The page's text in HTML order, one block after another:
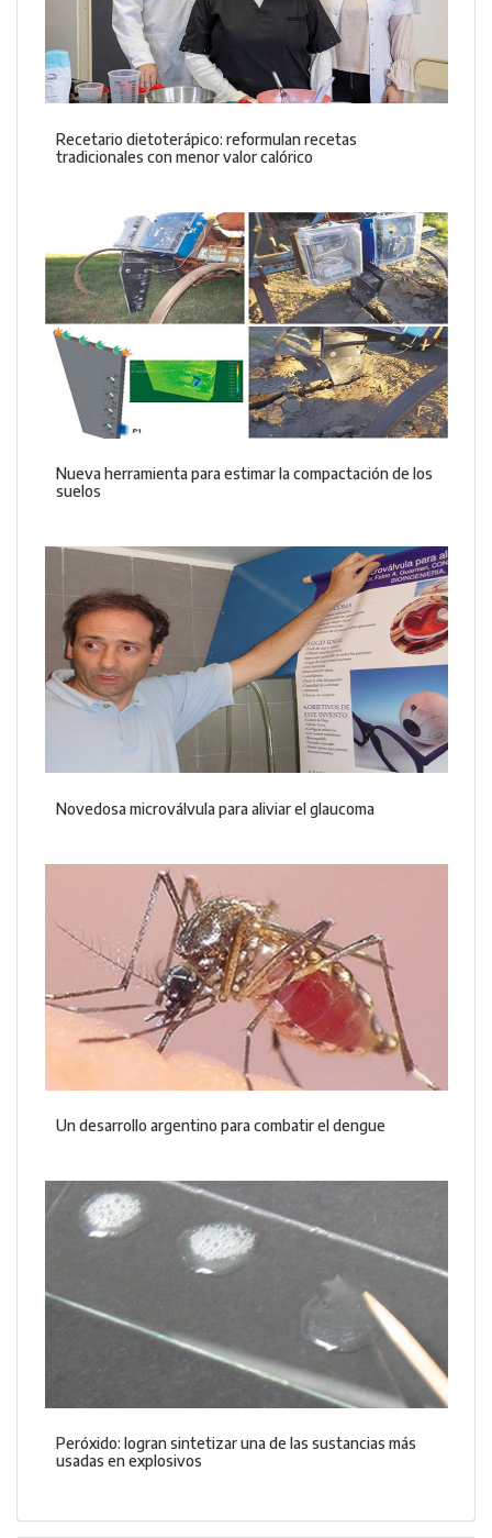
Recetario dietoterápico: reformulan recetas
tradicionales con menor valor calórico
Nueva herramienta para estimar la compactación de los
suelos
Novedosa microválvula para aliviar el glaucoma
Un desarrollo argentino para combatir el dengue
Peróxido: logran sintetizar una de las sustancias más
usadas en explosivos